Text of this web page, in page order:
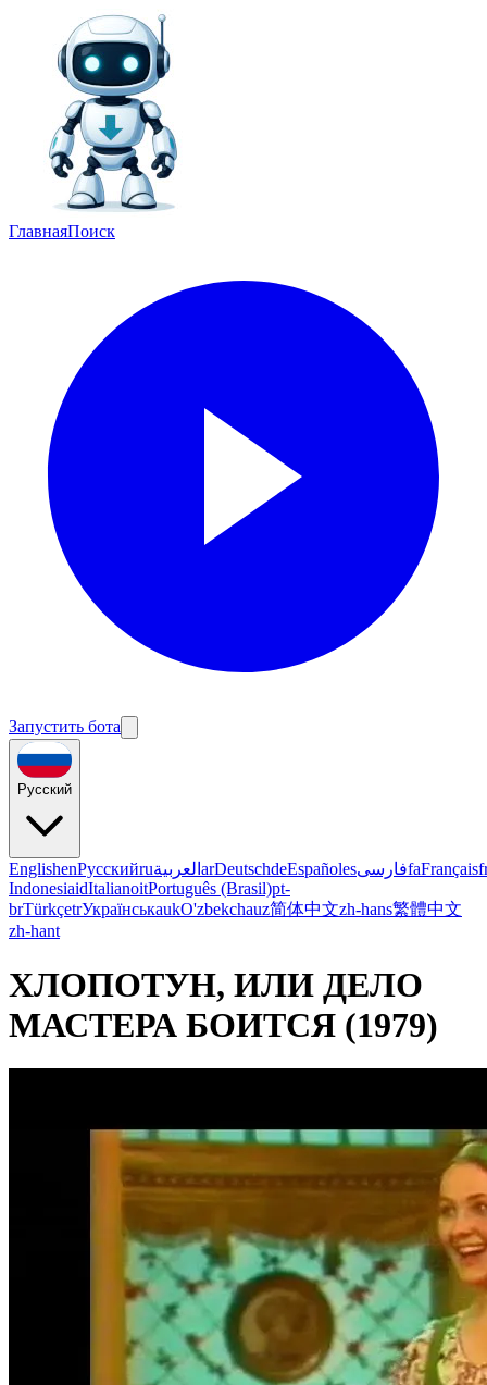
ГлавнаяПоиск
Запустить бота
Русский
EnglishenРусскийruالعربية arDeutschdeEspañolesفارسیfaFrançais
IndonesiaidItalianoitPortuguês (Brasil)pt-
brTürkçetrУкраїнськаukO'zbekchauz简体中文zh-hans繁體中文
zh-hant
ХЛОПОТУН, ИЛИ ДЕЛО
МАСТЕРА БОИТСЯ (1979)